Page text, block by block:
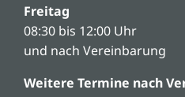
Freitag
08:30 bis 12:00 Uhr
und nach Vereinbarung
Weitere Termine nach